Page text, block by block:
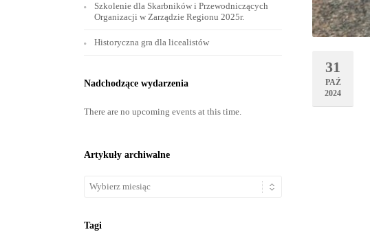
31
PAŹ
2024
Szkolenie dla Skarbników i Przewodniczących
Organizacji w Zarządzie Regionu 2025r.
Historyczna gra dla licealistów
Nadchodzące wydarzenia
There are no upcoming events at this time.
Artykuły archiwalne
Artykuły
Tagi